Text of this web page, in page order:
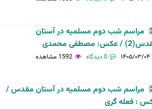
مراسم شب دوم مسلمیه در آستان
عکس: مصطفی محمدی
۱۴۰۵/۰۳/۰۴ 0 دیدگاه 1592 مشاهده
مراسم شب دوم مسلمیه در آستان مقدس /
: فعله گری